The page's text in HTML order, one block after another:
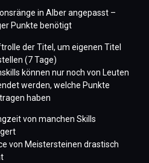
in Alber angepasst –
Punkte benötigt
der Titel, um eigenen Titel
(7 Tage)
können nur noch von Leuten
werden, welche Punkte
haben
von manchen Skills
von Meistersteinen drastisch